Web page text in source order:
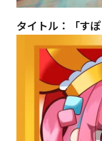
タイトル：「す